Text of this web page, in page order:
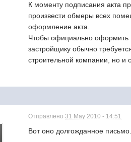
К моменту подписания акта
произвести обмеры всех
оформление акта.
Чтобы официально оформить
застройщику обычно
строительной компании, но и
Отправлено31 May 2010 - 14:51
Вот оно долгожданное